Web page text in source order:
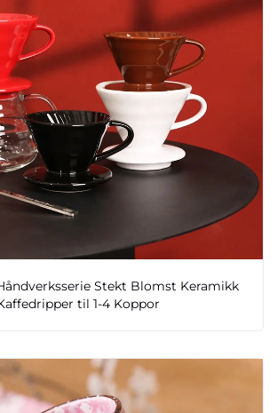
Stekt Blomst Keramikk
til 1-4 Koppor